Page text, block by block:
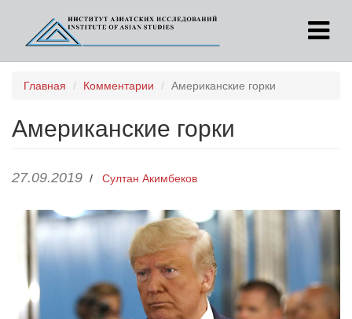
Перейти
содержанию
Главная Комментарии Американские горки
Американские горки
27.09.2019 / Султан Акимбеков